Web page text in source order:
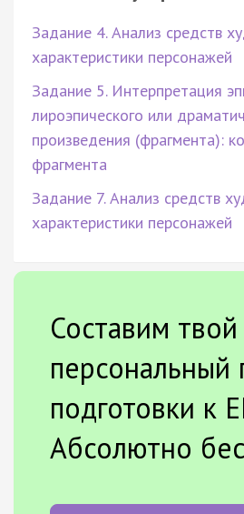
Задание 4. Анализ средств
характеристики персонажей
Задание 5. Интерпретация
лироэпического или
произведения (фрагмента):
фрагмента
Задание 7. Анализ средств
характеристики персонажей
Составим твой
персональный
подготовки к
Абсолютно